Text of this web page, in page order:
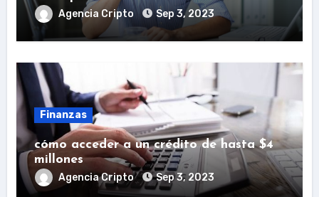
Agencia Cripto Sep 3, 2023
Finanzas
cómo acceder a un crédito de hasta $4
millones
Agencia Cripto Sep 3, 2023